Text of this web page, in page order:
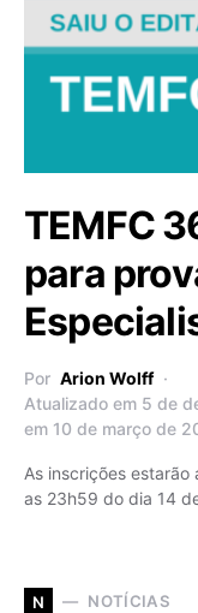
TEMFC
para
Por Arion Wolff
Atualizado em 5 de
em 10 de março de
As inscrições
as 23h59 do dia 14
N NOTÍCIAS